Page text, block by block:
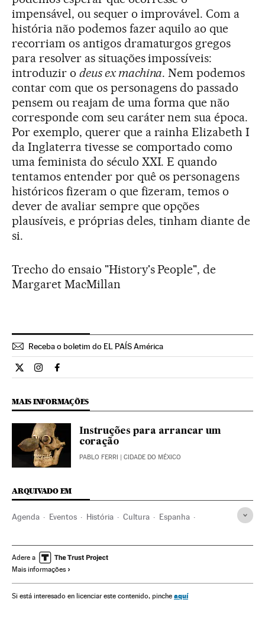
impensável, ou sequer o improvável. Com a
história não podemos fazer aquilo ao que
recorriam os antigos dramaturgos gregos
para resolver as situações impossíveis:
introduzir o deus ex machina. Nem podemos
contar com que os personagens do passado
pensem ou reajam de uma forma que não
corresponde com seu caráter nem sua época.
Por exemplo, querer que a rainha Elizabeth I
da Inglaterra tivesse se comportado como
uma feminista do século XXI. E quando
tentamos entender por quê os personagens
históricos fizeram o que fizeram, temos o
dever de avaliar sempre que opções
plausíveis, e próprias deles, tinham diante de
si.
Trecho do ensaio "History's People", de
Margaret MacMillan
Receba o boletim do EL PAÍS América
Cultura El País Brasil en Twitter
Cultura El País Brasil en Instagram
Cultura El País Brasil en Facebook
MAIS INFORMAÇÕES
Instruções para arrancar um
coração
PABLO FERRI | CIDADE DO MÉXICO
ARQUIVADO EM
Agenda Eventos História Cultura Espanha
Adere a
Mais informações
Si está interesado en licenciar este contenido, pinche aquí